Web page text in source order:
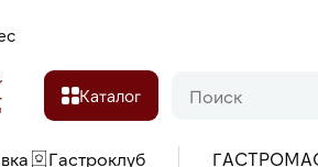
Каталог
Гастроклуб